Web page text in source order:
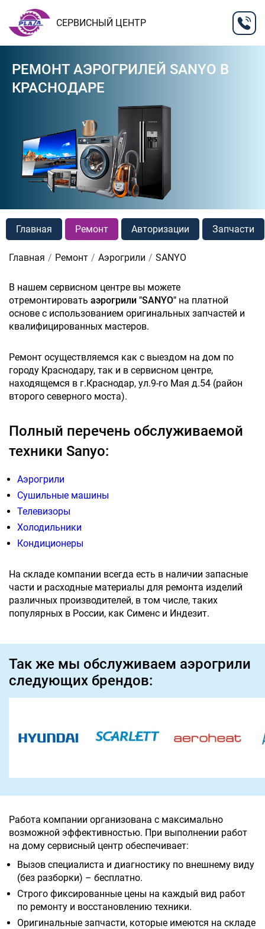
СЕРВИСНЫЙ ЦЕНТР
РЕМОНТ АЭРОГРИЛЕЙ SANYO В
КРАСНОДАРЕ
Главная Ремонт Авторизации Запчасти
Главная Ремонт Аэрогрили SANYO
В нашем сервисном центре вы можете
отремонтировать аэрогрили "SANYO" на платной
основе с использованием оригинальных запчастей и
квалифицированных мастеров.
Ремонт осуществляемся как с выездом на дом по
городу Краснодару, так и в сервисном центре,
находящемся в г.Краснодар, ул.9-го Мая д.54 (район
второго северного моста).
Полный перечень обслуживаемой
техники Sanyo:
Аэрогрили
Сушильные машины
Телевизоры
Холодильники
Кондиционеры
На складе компании всегда есть в наличии запасные
части и расходные материалы для ремонта изделий
различных производителей, в том числе, таких
популярных в России, как Сименс и Индезит.
Так же мы обслуживаем аэрогрили
следующих брендов:
Работа компании организована с максимально
возможной эффективностью. При выполнении работ
на дому сервисный центр обеспечивает:
Вызов специалиста и диагностику по внешнему виду
(без разборки) – бесплатно.
Строго фиксированные цены на каждый вид работ
по ремонту и восстановлению техники.
Оригинальные запчасти, которые имеются на складе